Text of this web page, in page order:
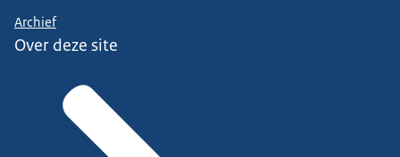
Archief
Over deze site